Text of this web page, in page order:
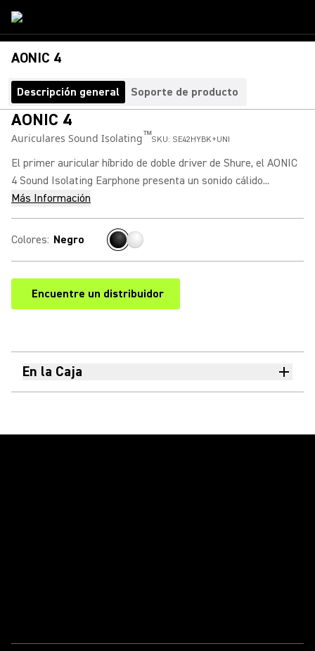
AONIC 4
Descripción general Soporte de producto
AONIC 4
Auriculares Sound Isolating™SKU: SE42HYBK+UNI
El primer auricular híbrido de doble driver de Shure, el AONIC
4 Sound Isolating Earphone presenta un sonido cálido...
Más Información
Colores: Negro
Encuentre un distribuidor
(Opens in a new tab)
En la Caja